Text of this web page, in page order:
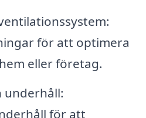
för att optimera
eller företag.
underhåll:
för att